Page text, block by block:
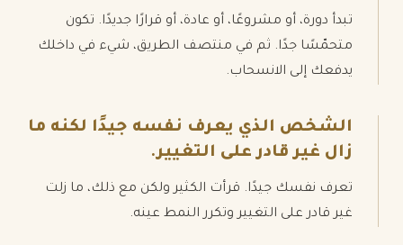
تبدأ دورة، أو مشروعًا، أو عادة، أو قرارًا جديدًا. تكون
متحمّسًا جدًا. ثم في منتصف الطريق، شيء في داخلك
يدفعك إلى الانسحاب.
الشخص الذي يعرف نفسه جيدًا لكنه ما
زال غير قادر على التغيير.
تعرف نفسك جيدًا. قرأت الكثير ولكن مع ذلك، ما زلت
غير قادر على التغيير وتكرر النمط عينه.